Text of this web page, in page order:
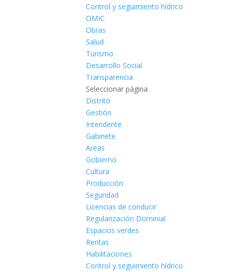
Control y seguimiento hídrico
OMIC
Obras
Salud
Turismo
Desarrollo Social
Transparencia
Seleccionar página
Distrito
Gestión
Intendente
Gabinete
Areas
Gobierno
Cultura
Producción
Seguridad
Licencias de conducir
Regularización Dominial
Espacios verdes
Rentas
Habilitaciones
Control y seguimiento hídrico